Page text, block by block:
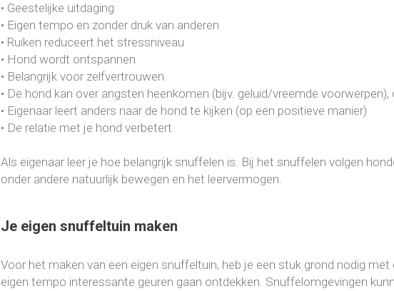
• Geestelijke uitdaging
• Eigen tempo en zonder druk van anderen
• Ruiken reduceert het stressniveau
• Hond wordt ontspannen
• Belangrijk voor zelfvertrouwen
• De hond kan over angsten heenkomen (bijv. geluid/vreemde
• Eigenaar leert anders naar de hond te kijken (op een positieve manier)
• De relatie met je hond verbetert
Als eigenaar leer je hoe belangrijk snuffelen is. Bij het snuffelen volgen
onder andere natuurlijk bewegen en het leervermogen.
Je eigen snuffeltuin maken
Voor het maken van een eigen snuffeltuin, heb je een stuk grond nodig
eigen tempo interessante geuren gaan ontdekken. Snuffelomgevingen